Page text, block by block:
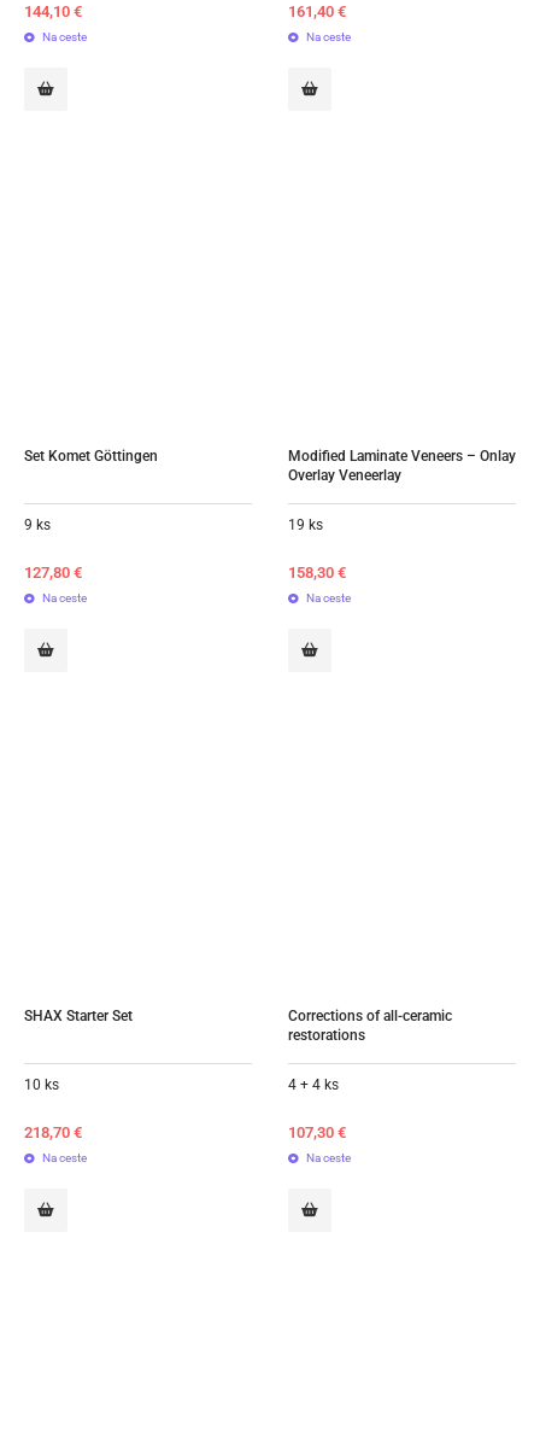
144,10 €
Na ceste
161,40 €
Na ceste
Set Komet Göttingen
9 ks
127,80 €
Na ceste
Modified Laminate Veneers – Onlay
Overlay Veneerlay
19 ks
158,30 €
Na ceste
SHAX Starter Set
10 ks
218,70 €
Na ceste
Corrections of all-ceramic
restorations
4 + 4 ks
107,30 €
Na ceste